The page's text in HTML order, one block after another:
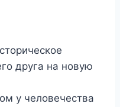
друга на новую
у человечества